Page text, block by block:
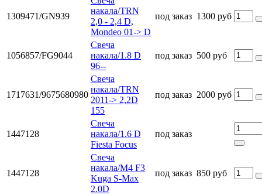
1309471/GN939
накала/TRN
2,0 - 2,4 D,
Mondeo 01-> D
под заказ 1300 руб
1056857/FG9044
Свеча
накала/1.8 D
96--
под заказ 500 руб
1717631/9675680980
Свеча
накала/TRN
2011-> 2,2D
155
под заказ 2000 руб
1447128
Свеча
накала/1.6 D
Fiesta Focus
под заказ
1447128
Свеча
накала/M4 F3
Kuga S-Max
2.0D
под заказ 850 руб